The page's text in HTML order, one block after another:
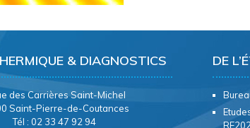
& DIAGNOSTICS
des Carrières Saint-Michel
Saint-Pierre-de-Coutances
Tél : 02 33 47 92 94
DE